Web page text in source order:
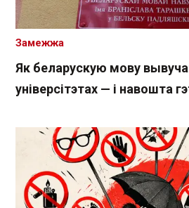
Як беларускую мову
універсітэтах — і навошта
Замежжа